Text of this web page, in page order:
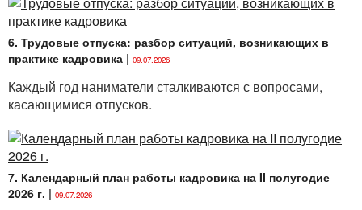
<...>
6. Трудовые отпуска: разбор ситуаций, возникающих в
практике кадровика | 09.07.2026
Каждый год наниматели сталкиваются с вопросами,
касающимися отпусков.
7. Календарный план работы кадровика на II полугодие
2026 г. | 09.07.2026